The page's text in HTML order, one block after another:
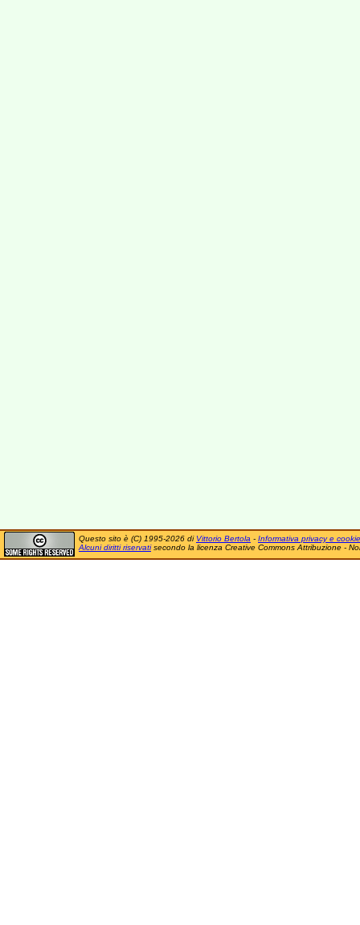
Questo sito è (C) 1995-2026 di Vittorio Bertola - Informativa privacy e cookie
Alcuni diritti riservatisecondo la licenza Creative Commons Attribuzione -